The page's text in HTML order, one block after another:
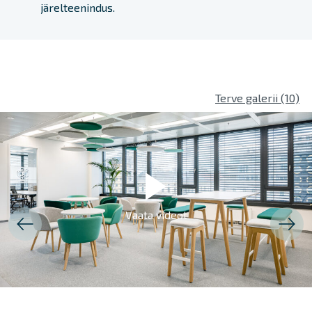
Referentsid
Professionaalidele
Kontakt
E-POOD
järelteenindus.
Terve galerii (10)
Vaata videot